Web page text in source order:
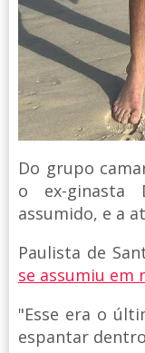
Do grupo
o ex-ginasta
assumido, e a
Paulista de
se assumiu em
"Esse era o
espantar